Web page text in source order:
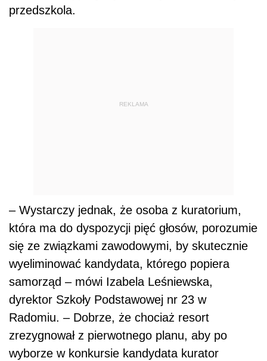
przedszkola.
REKLAMA
– Wystarczy jednak, że osoba z kuratorium,
która ma do dyspozycji pięć głosów, porozumie
się ze związkami zawodowymi, by skutecznie
wyeliminować kandydata, którego popiera
samorząd – mówi Izabela Leśniewska,
dyrektor Szkoły Podstawowej nr 23 w
Radomiu. – Dobrze, że chociaż resort
zrezygnował z pierwotnego planu, aby po
wyborze w konkursie kandydata kurator